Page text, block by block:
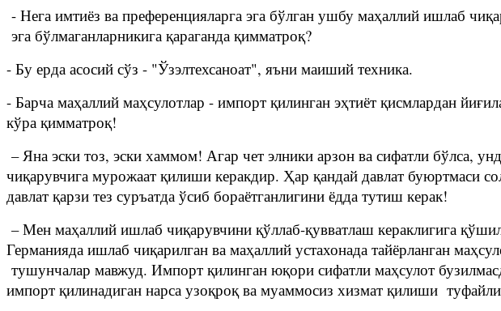
- Нега имтиёз ва преференцияларга эга бўлган ушбу маҳаллий ишлаб
эга бўлмаганларникига қараганда қимматроқ?
- Бу ерда асосий сўз - "Ўзэлтехсаноат", яъни маиший техника.
- Барча маҳаллий маҳсулотлар - импорт қилинган эҳтиёт қисмлардан
кўра қимматроқ!
– Яна эски тоз, эски хаммом! Агар чет элники арзон ва сифатли бўлса,
чиқарувчига мурожаат қилиши керакдир. Ҳар қандай давлат буюртмаси
давлат қарзи тез суръатда ўсиб бораётганлигини ёдда тутиш керак!
– Мен маҳаллий ишлаб чиқарувчини қўллаб-қувватлаш кераклигига
Германияда ишлаб чиқарилган ва маҳаллий устахонада тайёрланган
тушунчалар мавжуд. Импорт қилинган юқори сифатли маҳсулот
импорт қилинадиган нарса узоқроқ ва муаммосиз хизмат қилиши